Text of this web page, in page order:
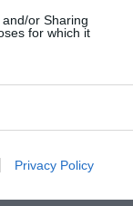
or Sharing
for which it
Privacy Policy
Τοπικής